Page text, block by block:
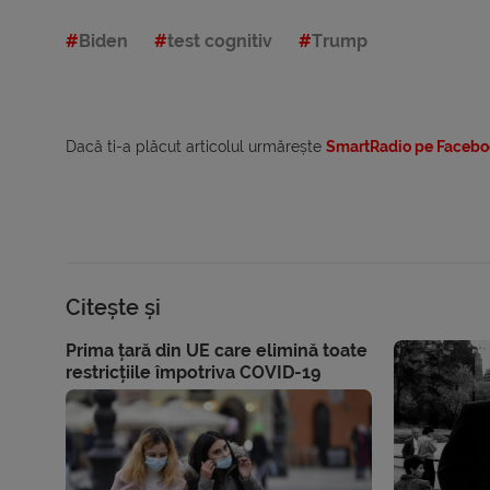
Biden test cognitiv Trump
Dacă ti-a plăcut articolul urmărește SmartRadio pe
Citește și
Prima țară din UE care elimină toate
restricțiile împotriva COVID-19